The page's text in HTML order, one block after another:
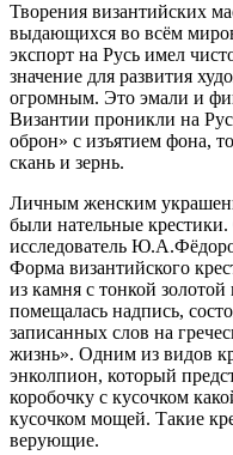
Творения византийских
выдающихся во всём
экспорт на Русь имел
значение для развития
огромным. Это эмали и
Византии проникли на
оброн» с изъятием фона,
скань и зернь.
Личным женским
были нательные
исследователь
Форма византийского
из камня с тонкой
помещалась надпись,
записанных слов на
жизнь». Одним из видов
энколпион, который
коробочку с кусочком
кусочком мощей. Такие
верующие.